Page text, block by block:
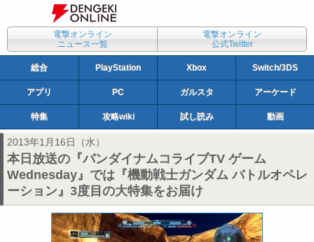
電撃オンライン
ニュース一覧
電撃オンライン
公式Twitter
総合 PlayStation Xbox Switch/3DS
アプリ PC ガルスタ アーケード
特集 攻略wiki 試し読み 動画
2013年1月16日（水）
本日放送の『バンダイナムコライブTV ゲーム
Wednesday』では『機動戦士ガンダム バトルオペレ
ーション』3度目の大特集をお届け